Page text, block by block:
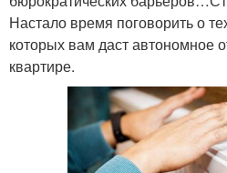
Настало время поговорить о
которых вам даст автономное
квартире.